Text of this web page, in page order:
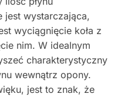
jest wystarczająca,
wyciągnięcie koła z
nim. W idealnym
charakterystyczny
wewnątrz opony.
jest to znak, że